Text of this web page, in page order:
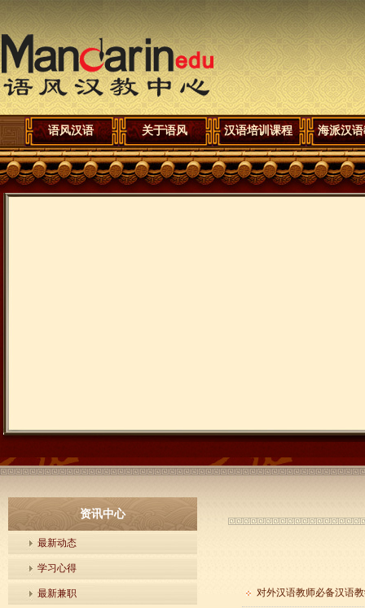
语风汉语 关于语风 汉语培训课程 海派汉
资讯中心
最新动态
学习心得
最新兼职 对外汉语教师必备汉语